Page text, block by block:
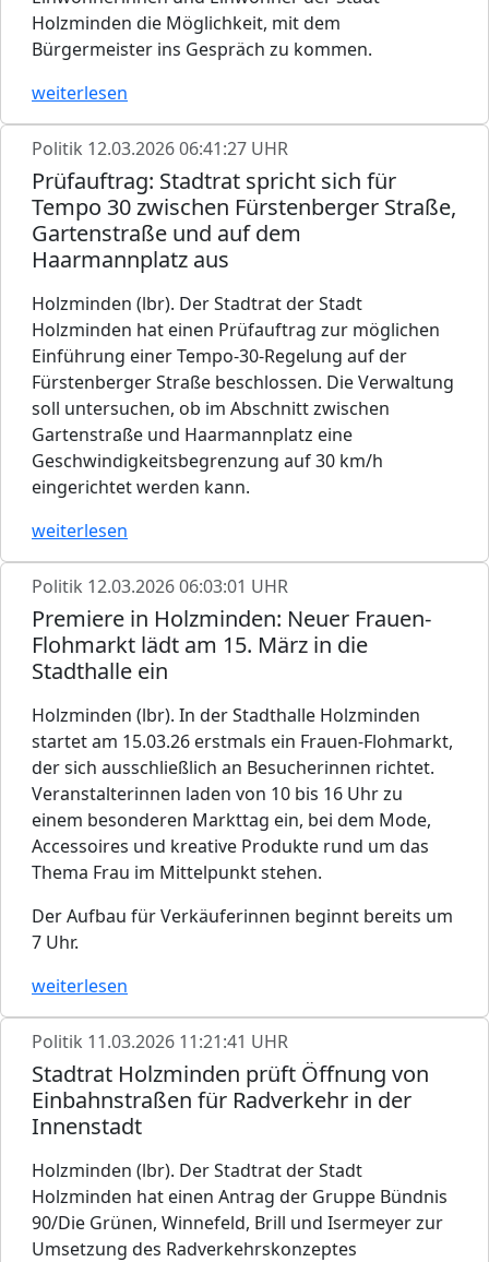
Holzminden die Möglichkeit, mit dem
Bürgermeister ins Gespräch zu kommen.
weiterlesen
Politik 12.03.2026 06:41:27 UHR
Prüfauftrag: Stadtrat spricht sich für
Tempo 30 zwischen Fürstenberger Straße,
Gartenstraße und auf dem
Haarmannplatz aus
Holzminden (lbr). Der Stadtrat der Stadt
Holzminden hat einen Prüfauftrag zur möglichen
Einführung einer Tempo-30-Regelung auf der
Fürstenberger Straße beschlossen. Die Verwaltung
soll untersuchen, ob im Abschnitt zwischen
Gartenstraße und Haarmannplatz eine
Geschwindigkeitsbegrenzung auf 30 km/h
eingerichtet werden kann.
weiterlesen
Politik 12.03.2026 06:03:01 UHR
Premiere in Holzminden: Neuer Frauen-
Flohmarkt lädt am 15. März in die
Stadthalle ein
Holzminden (lbr). In der Stadthalle Holzminden
startet am 15.03.26 erstmals ein Frauen-Flohmarkt,
der sich ausschließlich an Besucherinnen richtet.
Veranstalterinnen laden von 10 bis 16 Uhr zu
einem besonderen Markttag ein, bei dem Mode,
Accessoires und kreative Produkte rund um das
Thema Frau im Mittelpunkt stehen.
Der Aufbau für Verkäuferinnen beginnt bereits um
7 Uhr.
weiterlesen
Politik 11.03.2026 11:21:41 UHR
Stadtrat Holzminden prüft Öffnung von
Einbahnstraßen für Radverkehr in der
Innenstadt
Holzminden (lbr). Der Stadtrat der Stadt
Holzminden hat einen Antrag der Gruppe Bündnis
90/Die Grünen, Winnefeld, Brill und Isermeyer zur
Umsetzung des Radverkehrskonzeptes